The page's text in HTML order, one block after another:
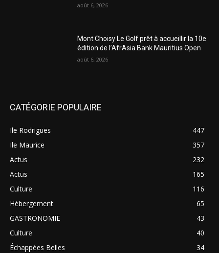
août 6, 2026
Mont Choisy Le Golf prêt à accueillir la 10e
édition de l’AfrAsia Bank Mauritius Open
août 6, 2026
CATÉGORIE POPULAIRE
Ile Rodrigues
447
Ile Maurice
357
Actus
232
Actus
165
Culture
116
Hébergement
65
GASTRONOMIE
43
Culture
40
Échappées Belles
34